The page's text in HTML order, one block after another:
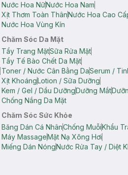
Nước Hoa NữNước Hoa Nam
Xịt Thơm Toàn ThânNước Hoa Cao
Nước Hoa Vùng Kín
Chăm Sóc Da Mặt
Tẩy Trang MặtSữa Rửa Mặt
Tẩy Tế Bào Chết Da Mặt
Toner / Nước Cân Bằng DaSerum /
Xịt KhoángLotion / Sữa Dưỡng
Kem / Gel / Dầu DưỡngDưỡng Mắt
Chống Nắng Da Mặt
Chăm Sóc Sức Khỏe
Băng Dán Cá NhânChống MuỗiKhẩu
Máy MassageMặt Nạ Xông Hơi
Miếng Dán NóngNước Rửa Tay / Diệt